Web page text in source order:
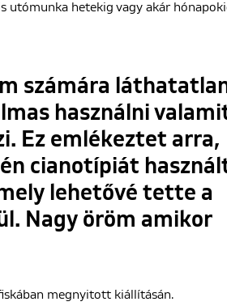
utómunka hetekig vagy akár
számára
használni
Ez emlékeztet arra,
cianotípiát
lehetővé tette a
Nagy öröm amikor
megnyitott kiállításán.